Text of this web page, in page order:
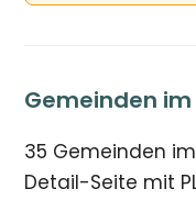
Gemeinden
35 Gemeinden
Detail-Seite mit